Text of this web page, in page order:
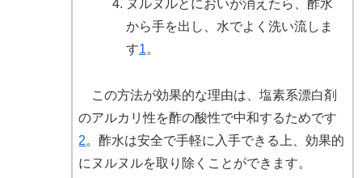
ヌルヌルとにおいが消えたら、酢水
から手を出し、水でよく洗い流しま
す1。
この方法が効果的な理由は、塩素系漂白剤
のアルカリ性を酢の酸性で中和するためです
2。酢水は安全で手軽に入手できる上、効果的
にヌルヌルを取り除くことができます。